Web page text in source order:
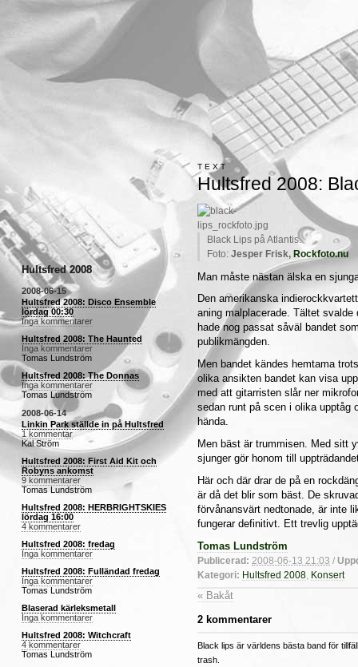
Hultsfred 2008
2008-06-15
Hultsfred 2008: Disco Ensemble
lördag 00:30
Inga kommentarer
Hultsfred 2008: The Haunted
Inga kommentarer
Tomas Lundström
Hultsfred 2008: The Donnas
Inga kommentarer
Tomas Lundström
2008-06-14
Linkin Park ställde in på Hultsfred
1 kommentar
Kal Ström
Hultsfred 2008: First Aid Kit och
Robyns ankomst
9 kommentarer
Tomas Lundström
Hultsfred 2008: HERBRIGHTSKIES
lördag 16:00
4 kommentarer
Hultsfred 2008: fredag
Inga kommentarer
Hultsfred 2008: Fulländad fredag
Inga kommentarer
Tomas Lundström
Blaserad kärleksmetall
Inga kommentarer
Hultsfred 2008: Witchcraft
4 kommentarer
Tomas Lundström
TEXT
Hultsfred 2008:
Black Lips på Atlantis.
Foto: Jesper Frisk, Rockfoto.nu
Man måste nästan älska en
Den amerikanska
aning malplacerade. Tältet svalde
hade nog passat såväl bandet
publikmängden.
Men bandet kändes hemtama
olika ansikten bandet kan visa
med att gitarristen slår ner
sedan runt på scen i olika
hända.
Men bäst är trummisen. Med sitt
sjunger gör honom till
Här och där drar de på en
är då det blir som bäst. De
förvånansvärt nedtonade, är inte
fungerar definitivt. Ett trevlig
Tomas Lundström
Publicerad: 2008-06-13 21:03 /
Kategori: Hultsfred 2008 Konsert
« Bakåt
2 kommentarer
Black lips är världens bästa band för
trash.